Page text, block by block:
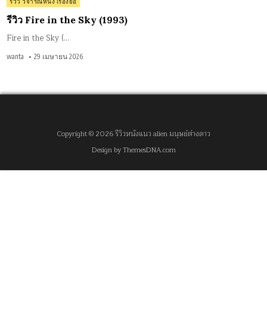
in
รีวิว Fire in the Sky (1993)
Fire in the Sky (…
wanta 29 เมษายน 2026
Copyright © 2026 รีวิวหนังแนว alien มนุษย์ต่างดาว
Design by ThemesDNA.com